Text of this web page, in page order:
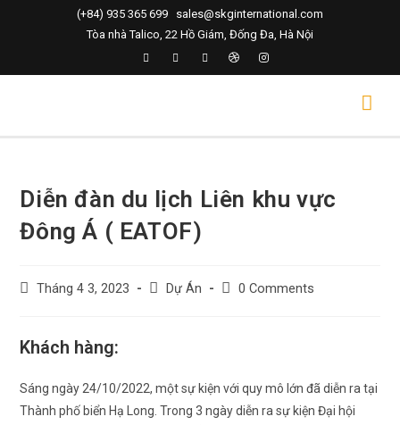
(+84) 935 365 699
sales@skginternational.com
Tòa nhà Talico, 22 Hồ Giám, Đống Đa, Hà Nội
Diễn đàn du lịch Liên khu vực
Đông Á ( EATOF)
Tháng 4 3, 2023 Dự Án 0 Comments
Khách hàng:
Sáng ngày 24/10/2022, một sự kiện với quy mô lớn đã diễn ra tại
Thành phố biển Hạ Long. Trong 3 ngày diễn ra sự kiện Đại hội